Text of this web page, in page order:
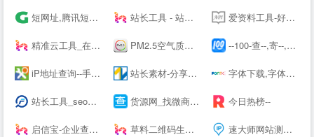
短网址,腾讯短网址生成,sc.qq.com短链接,小米短网址,搜狗短网址,抖音域名防封,百度短链接,微信域名防封,腾讯绿标域名检测,,抖音域名检测,网址缩短_奇灵短网址 - 腾讯短网址,抖音域名检测,小米短网址,搜狗短网址,腾讯绿标域名检测,百度短网址,百度短链接,新浪短网址,绿标短网址,微信短网址,微信域名检测,sc.qq.com短链接,抖音防封短链 站长工具 - 站长之家 爱资料工具-好用的在线工具箱
精准云工具_在线工具大全 PM2.5空气质量实时查询 - 911查询 --100-查--,寄--,上--100
iP地址查询--手机号码查询归属地 | 邮政编码查询 | iP地址归属地查询 | 身份证号码验证在线查询网 站长素材-分享综合设计素材的平台 字体下载,字体大全,免费字体下载,在线字体|字客网
站长工具_seo综合查询工具_批量查询分析工具_枫树seo网 货源网_找微商货源_微信微商代理加盟_厂家一手货源发布平台 今日热榜--
启信宝-企业查询_企业信用信息平台 草料二维码生成器 速大师网站测速_IP地址归属地查询-免费IP查询API接口